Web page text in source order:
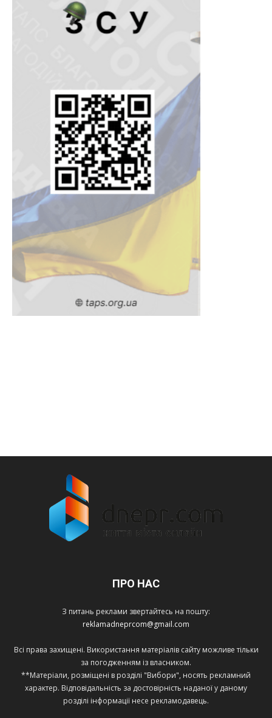
ПРО НАС
З питань реклами звертайтесь на пошту:
reklamadneprcom@gmail.com
Всі права захищені. Використання матеріалів сайту можливе тільки
за погодженням із власником.
**Матеріали, розміщені в розділі "Вибори", носять рекламний
характер. Відповідальність за достовірність наданої у даному
розділі інформації несе рекламодавець.